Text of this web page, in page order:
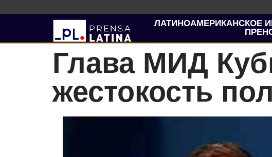
ЛАТИНОАМЕРИКАНСКОЕ
Глава МИД
жестокость